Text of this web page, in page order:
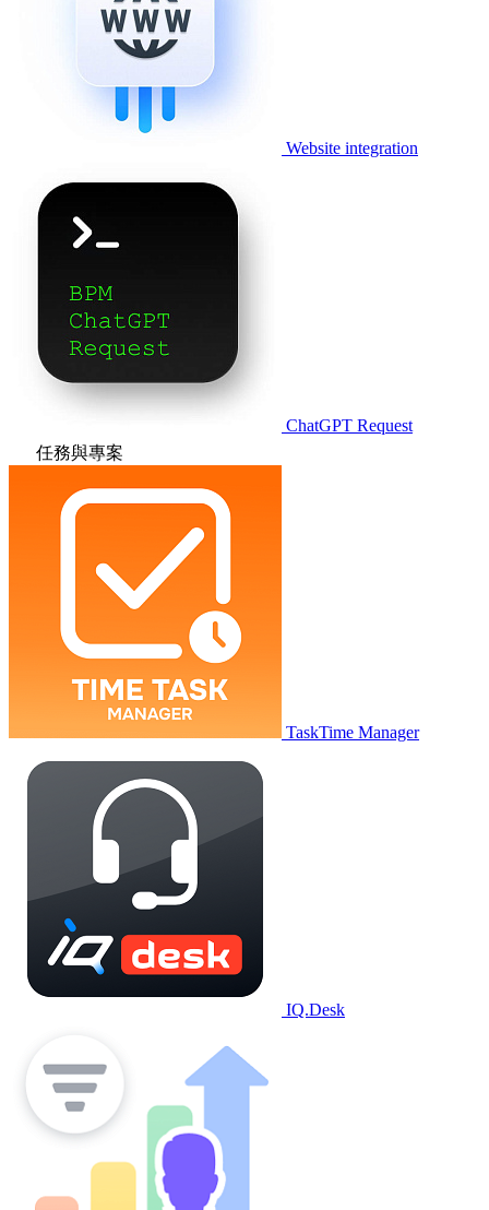
Website integration
ChatGPT Request
任務與專案
TaskTime Manager
IQ.Desk